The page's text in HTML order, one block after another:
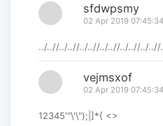
sfdwpsmy
02 Apr 2019 07:45:34
../..//../..//../..//../..//../..//../
vejmsxof
02 Apr 2019 07:45:34
12345'"\'\");|]*{ <>